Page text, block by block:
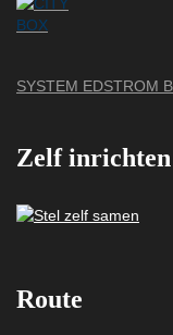
SYSTEM EDSTROM
Zelf inrichten
Route